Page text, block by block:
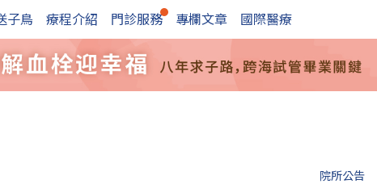
子鳥 療程介紹 門診服務 專欄文章 國際醫療
院所公告